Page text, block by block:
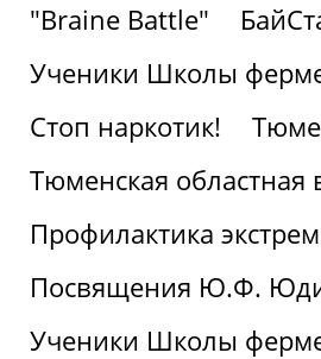
"Braine Battle"
Ученики Школы
Стоп наркотик!
Тюменская областная
Профилактика
Посвящения Ю.Ф.
Ученики Школы